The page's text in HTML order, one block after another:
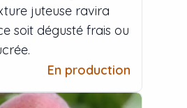
juteuse ravira
soit dégusté frais ou
En production